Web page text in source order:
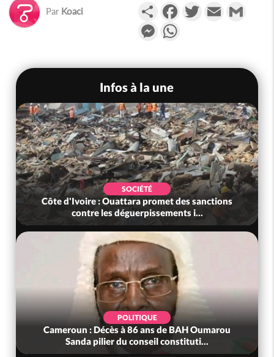
Par Koaci PartagerFacebookTwitterEmail
Messenger
Infos à la une
SOCIÉTÉ
Côte d'Ivoire : Ouattara promet des sanctions
contre les déguerpissements i...
POLITIQUE
Cameroun : Décès à 86 ans de BAH Oumarou
Sanda pilier du conseil constituti...